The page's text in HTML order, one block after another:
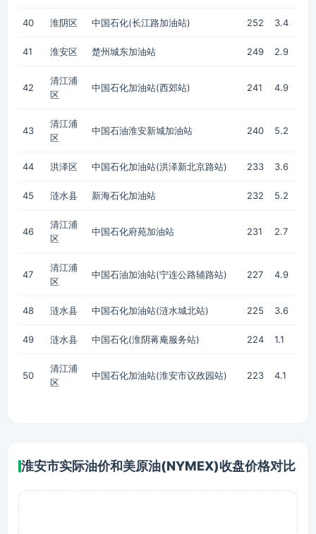
40 淮阴区 中国石化(长江路加油站) 252 3.4
41 淮安区 楚州城东加油站 249 2.9
42
清江浦
区
中国石化加油站(西郊站) 241 4.9
43
清江浦
区
中国石油淮安新城加油站 240 5.2
44 洪泽区 中国石化加油站(洪泽新北京路站) 233 3.6
45 涟水县 新海石化加油站 232 5.2
46
清江浦
区
中国石化府苑加油站 231 2.7
47
清江浦
区
中国石油加油站(宁连公路辅路站) 227 4.9
48 涟水县 中国石化加油站(涟水城北站) 225 3.6
49 涟水县 中国石化(淮阴蒋庵服务站) 224 1.1
50
清江浦
区
中国石化加油站(淮安市议政园站) 223 4.1
淮安市实际油价和美原油(NYMEX)收盘价格对比